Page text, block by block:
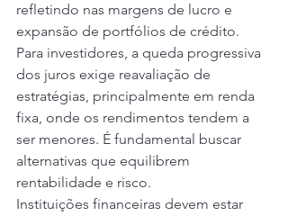
refletindo nas margens de lucro e
expansão de portfólios de crédito.
Para investidores, a queda progressiva
dos juros exige reavaliação de
estratégias, principalmente em renda
fixa, onde os rendimentos tendem a
ser menores. É fundamental buscar
alternativas que equilibrem
rentabilidade e risco.
Instituições financeiras devem estar